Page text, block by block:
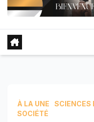
À LA UNE
SCIENCES
SOCIÉTÉ